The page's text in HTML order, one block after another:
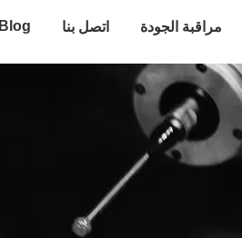
مراقبة الجودة اتصل بنا Blog